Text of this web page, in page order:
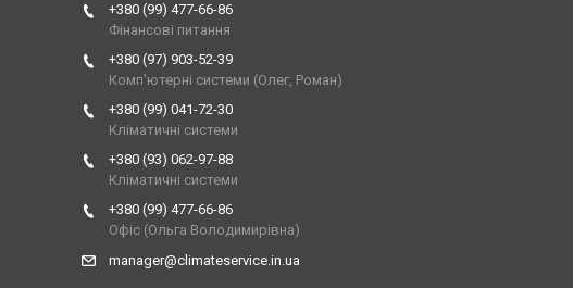
+380 (99) 477-66-86
Фінансові питання
+380 (97) 903-52-39
Комп'ютерні системи (Олег, Роман)
+380 (99) 041-72-30
Кліматичні системи
+380 (93) 062-97-88
Кліматичні системи
+380 (99) 477-66-86
Офіс (Ольга Володимирівна)
manager@climateservice.in.ua